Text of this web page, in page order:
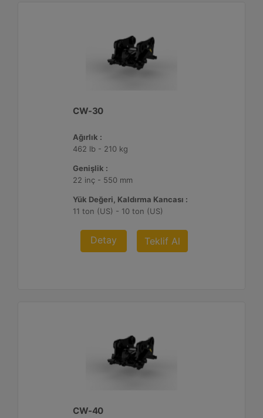
CW-30
Ağırlık :
462 lb - 210 kg
Genişlik :
22 inç - 550 mm
Yük Değeri, Kaldırma Kancası :
11 ton (US) - 10 ton (US)
Detay Teklif Al
CW-40